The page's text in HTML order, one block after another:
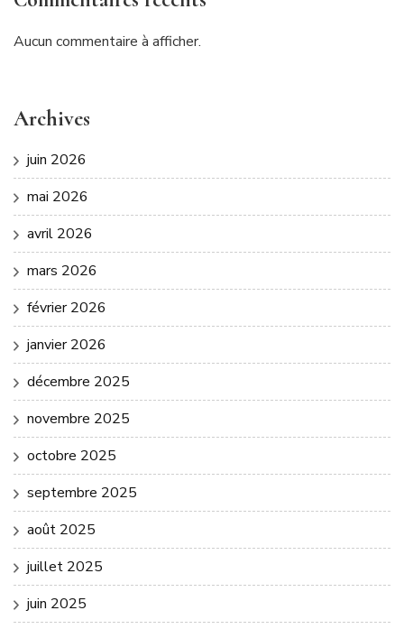
Aucun commentaire à afficher.
Archives
juin 2026
mai 2026
avril 2026
mars 2026
février 2026
janvier 2026
décembre 2025
novembre 2025
octobre 2025
septembre 2025
août 2025
juillet 2025
juin 2025